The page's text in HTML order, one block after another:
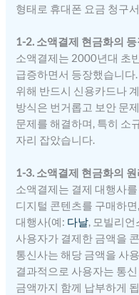
형태로 휴대폰 요금 청구
1-2. 소액결제 현금화의 등
소액결제는 2000년대 초
급증하면서 등장했습니다
위해 반드시 신용카드나
방식은 번거롭고 보안 문
문제를 해결하며, 특히 소
자리 잡았습니다.
1-3. 소액결제 현금화의 원
소액결제는 결제 대행사
디지털 콘텐츠를 구매하
대행사(예: 다날, 모빌리
사용자가 결제한 금액을
통신사는 해당 금액을 사
결과적으로 사용자는 통
금액까지 함께 납부하게